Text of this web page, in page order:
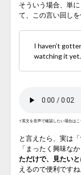
そういう場合、単
て、この言い回し
I haven’t
watching it yet.
↑英文を音声で確認したい場合はこ
と言えたら、実は
「まったく興味な
ただけで、見たいと
えるので便利ですね